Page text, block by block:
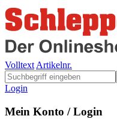
Volltext Artikelnr.
Login
Mein Konto / Login